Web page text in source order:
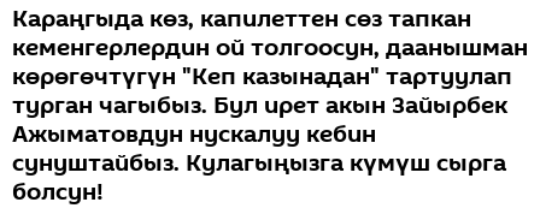
Караңгыда көз, капилеттен сөз тапкан
кеменгерлердин ой толгоосун, даанышман
көрөгөчтүгүн "Кеп казынадан" тартуулап
турган чагыбыз. Бул ирет акын Зайырбек
Ажыматовдун нускалуу кебин
сунуштайбыз. Кулагыңызга күмүш сырга
болсун!